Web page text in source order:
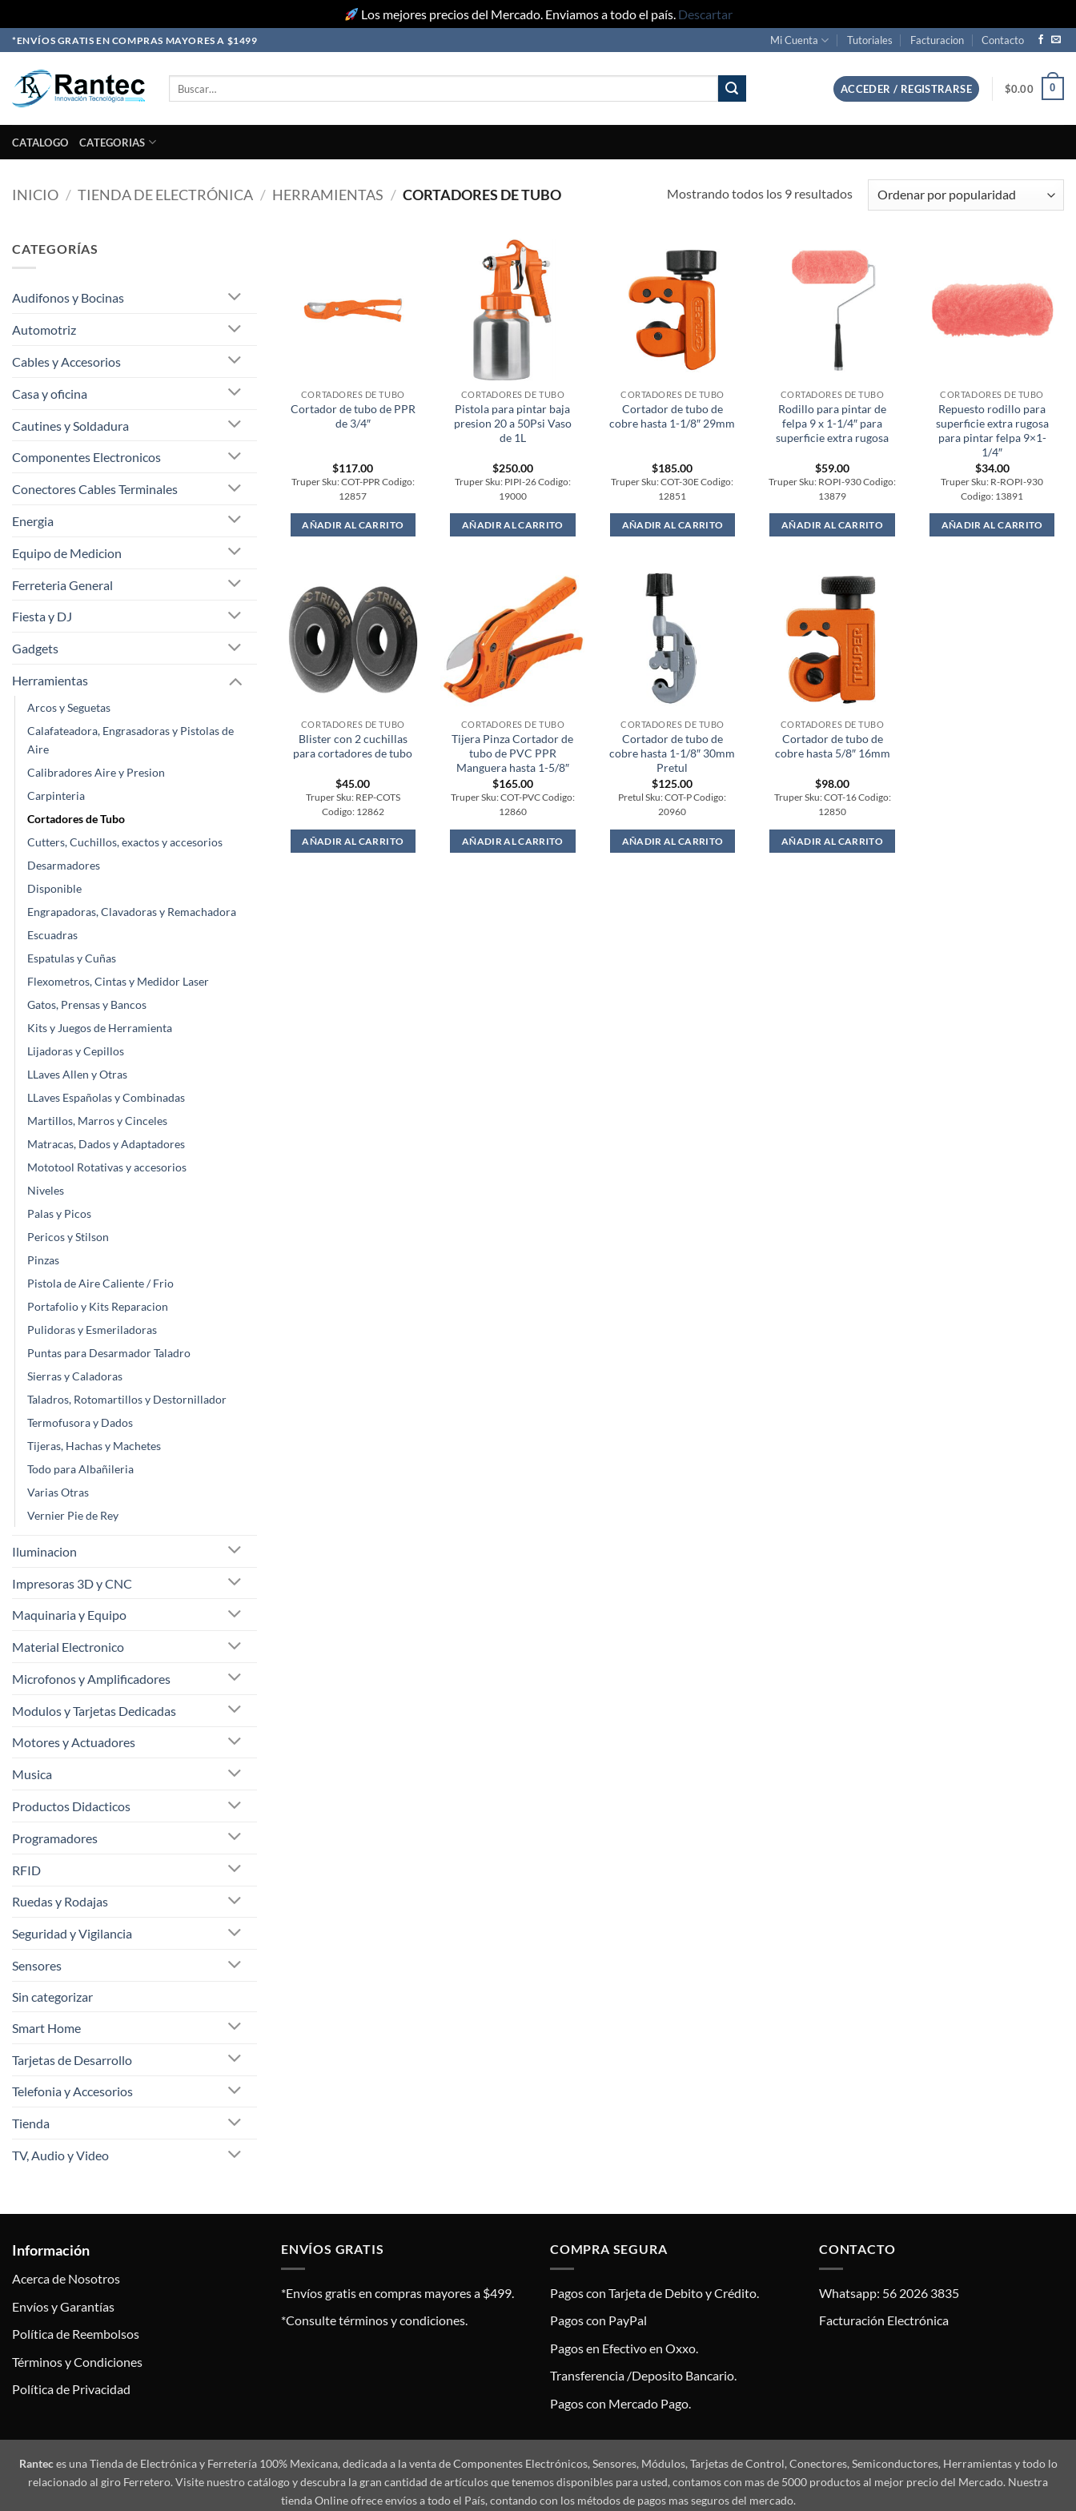
Los mejores precios del Mercado. Enviamos a todo el país. Descartar
Skip
to
content
*ENVÍOS GRATIS EN COMPRAS MAYORES A $1499 Mi Cuenta Tutoriales Facturacion Contacto
ACCEDER / REGISTRARSE $0.00 0
CATALOGO CATEGORIAS
INICIO / TIENDA DE ELECTRÓNICA / HERRAMIENTAS / CORTADORES DE TUBO Mostrando todos los 9 resultadosSorted
CATEGORÍAS
Audifonos y Bocinas
Automotriz
Cables y Accesorios
Casa y oficina
Cautines y Soldadura
Componentes Electronicos
Conectores Cables Terminales
Energia
Equipo de Medicion
Ferreteria General
Fiesta y DJ
Gadgets
Herramientas
Arcos y Seguetas
Calafateadora, Engrasadoras y Pistolas de
Aire
Calibradores Aire y Presion
Carpinteria
Cortadores de Tubo
Cutters, Cuchillos, exactos y accesorios
Desarmadores
Disponible
Engrapadoras, Clavadoras y Remachadora
Escuadras
Espatulas y Cuñas
Flexometros, Cintas y Medidor Laser
Gatos, Prensas y Bancos
Kits y Juegos de Herramienta
Lijadoras y Cepillos
LLaves Allen y Otras
LLaves Españolas y Combinadas
Martillos, Marros y Cinceles
Matracas, Dados y Adaptadores
Mototool Rotativas y accesorios
Niveles
Palas y Picos
Pericos y Stilson
Pinzas
Pistola de Aire Caliente / Frio
Portafolio y Kits Reparacion
Pulidoras y Esmeriladoras
Puntas para Desarmador Taladro
Sierras y Caladoras
Taladros, Rotomartillos y Destornillador
Termofusora y Dados
Tijeras, Hachas y Machetes
Todo para Albañileria
Varias Otras
Vernier Pie de Rey
Iluminacion
Impresoras 3D y CNC
Maquinaria y Equipo
Material Electronico
Microfonos y Amplificadores
Modulos y Tarjetas Dedicadas
Motores y Actuadores
Musica
Productos Didacticos
Programadores
RFID
Ruedas y Rodajas
Seguridad y Vigilancia
Sensores
Sin categorizar
Smart Home
Tarjetas de Desarrollo
Telefonia y Accesorios
Tienda
TV, Audio y Video
CORTADORES DE TUBO
Cortador de tubo de PPR
de 3/4″
$117.00
Truper Sku: COT-PPR Codigo:
12857
AÑADIR AL CARRITO
CORTADORES DE TUBO
Pistola para pintar baja
presion 20 a 50Psi Vaso
de 1L
$250.00
Truper Sku: PIPI-26 Codigo:
19000
AÑADIR AL CARRITO
CORTADORES DE TUBO
Cortador de tubo de
cobre hasta 1-1/8″ 29mm
$185.00
Truper Sku: COT-30E Codigo:
12851
AÑADIR AL CARRITO
CORTADORES DE TUBO
Rodillo para pintar de
felpa 9 x 1-1/4″ para
superficie extra rugosa
$59.00
Truper Sku: ROPI-930 Codigo:
13879
AÑADIR AL CARRITO
CORTADORES DE TUBO
Repuesto rodillo para
superficie extra rugosa
para pintar felpa 9×1-
1/4″
$34.00
Truper Sku: R-ROPI-930
Codigo: 13891
AÑADIR AL CARRITO
CORTADORES DE TUBO
Blister con 2 cuchillas
para cortadores de tubo
$45.00
Truper Sku: REP-COTS
Codigo: 12862
AÑADIR AL CARRITO
CORTADORES DE TUBO
Tijera Pinza Cortador de
tubo de PVC PPR
Manguera hasta 1-5/8″
$165.00
Truper Sku: COT-PVC Codigo:
12860
AÑADIR AL CARRITO
CORTADORES DE TUBO
Cortador de tubo de
cobre hasta 1-1/8″ 30mm
Pretul
$125.00
Pretul Sku: COT-P Codigo:
20960
AÑADIR AL CARRITO
CORTADORES DE TUBO
Cortador de tubo de
cobre hasta 5/8″ 16mm
$98.00
Truper Sku: COT-16 Codigo:
12850
AÑADIR AL CARRITO
Información
Acerca de Nosotros
Envíos y Garantías
Política de Reembolsos
Términos y Condiciones
Política de Privacidad
ENVÍOS GRATIS
*Envíos gratis en compras mayores a $499.
*Consulte términos y condiciones.
COMPRA SEGURA
Pagos con Tarjeta de Debito y Crédito.
Pagos con PayPal
Pagos en Efectivo en Oxxo.
Transferencia /Deposito Bancario.
Pagos con Mercado Pago.
CONTACTO
Whatsapp: 56 2026 3835
Facturación Electrónica
Ranteces una Tienda de Electrónica y Ferretería 100% Mexicana, dedicada a la venta de Componentes Electrónicos, Sensores, Módulos, Tarjetas de Control, Conectores, Semiconductores, Herramientas y todo lo
relacionado al giro Ferretero. Visite nuestro catálogo y descubra la gran cantidad de artículos que tenemos disponibles para usted, contamos con mas de 5000 productos al mejor precio del Mercado. Nuestra
tienda Online ofrece envíos a todo el País, contando con los métodos de pagos mas seguros del mercado.